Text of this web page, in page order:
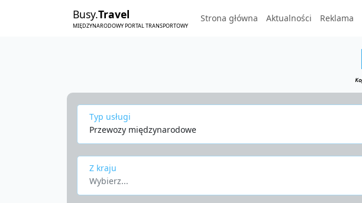
Busy.Travel
MIĘDZYNARODOWY PORTAL TRANSPORTOWY
Strona główna Aktualności Reklama
Typ usługi
Przewozy międzynarodowe
Z kraju
Wybierz...